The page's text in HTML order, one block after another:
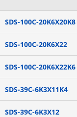
SDS-100C-20K6X20K8
SDS-100C-20K6X22
SDS-100C-20K6X22K6
SDS-39C-6K3X11K4
SDS-39C-6K3X12